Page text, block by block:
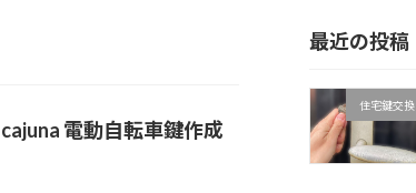
電動自転車鍵作成
最近の投稿
住宅鍵交換